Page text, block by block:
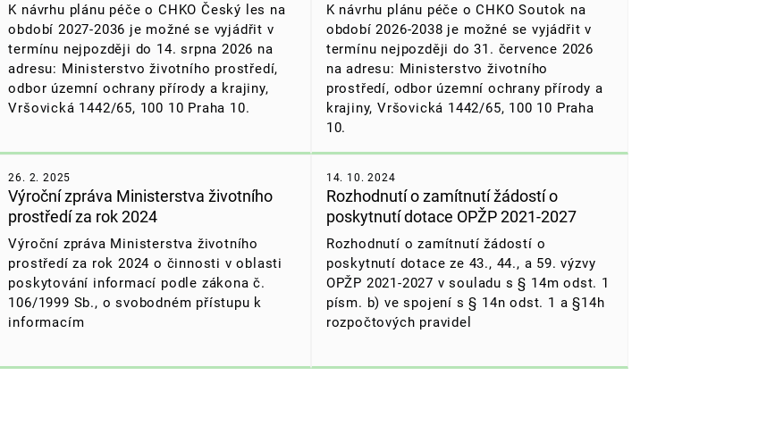
K návrhu plánu péče o CHKO Český les na
období 2027-2036 je možné se vyjádřit v
termínu nejpozději do 14. srpna 2026 na
adresu: Ministerstvo životního prostředí,
odbor územní ochrany přírody a krajiny,
Vršovická 1442/65, 100 10 Praha 10.
K návrhu plánu péče o CHKO Soutok na
období 2026-2038 je možné se vyjádřit v
termínu nejpozději do 31. července 2026
na adresu: Ministerstvo životního
prostředí, odbor územní ochrany přírody a
krajiny, Vršovická 1442/65, 100 10 Praha
10.
Výroční zpráva Ministerstva životního
prostředí za rok 2024
Výroční zpráva Ministerstva životního
prostředí za rok 2024 o činnosti v oblasti
poskytování informací podle zákona č.
106/1999 Sb., o svobodném přístupu k
informacím
26. 2. 2025
Rozhodnutí o zamítnutí žádostí o
poskytnutí dotace OPŽP 2021-2027
Rozhodnutí o zamítnutí žádostí o
poskytnutí dotace ze 43., 44., a 59. výzvy
OPŽP 2021-2027 v souladu s § 14m odst. 1
písm. b) ve spojení s § 14n odst. 1 a §14h
rozpočtových pravidel
14. 10. 2024